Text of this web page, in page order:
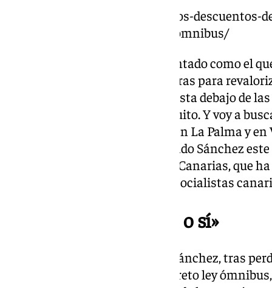
https://www.101tv.es/adios-a-los-
el-congreso-tumba-el-decreto-omnibus/
«En un Parlamento tan fragmentado como el
apoyos hasta debajo de las piedras para
jubilados. Voy a buscar votos hasta debajo de
tengan transporte público gratuito. Y voy a
piedras para que los afectados en La Palma y
merecen y necesitan», ha indicado Sánchez
Congreso Regional del PSOE de Canarias, que
como secretario general de los socialistas
«Las vamos a sacar sí o sí»
«Las vamos a sacar sí o sí», ha Sánchez, tras
votación en el Congreso del decreto ley